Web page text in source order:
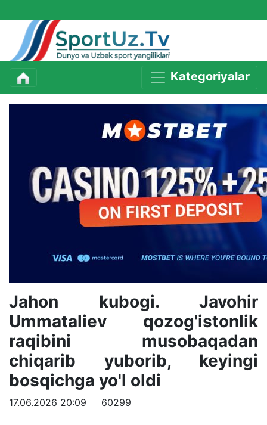
Kategoriyalar
Jahon kubogi. Javohir
Ummataliev qozog'istonlik
raqibini musobaqadan
chiqarib yuborib, keyingi
bosqichga yo'l oldi
17.06.2026 20:09 60299